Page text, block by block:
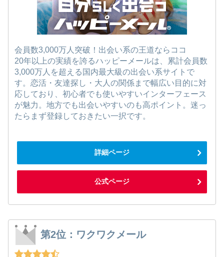
会員数3,000万人突破！出会い系の王道ならココ
20年以上の実績を誇るハッピーメールは、累計会員数
3,000万人を超える国内最大級の出会い系サイトで
す。恋活・友達探し・大人の関係まで幅広い目的に対
応しており、初心者でも使いやすいインターフェース
が魅力。地方でも出会いやすいのも高ポイント。迷っ
たらまず登録しておきたい一択です。
詳細ページ
公式ページ
第2位：ワクワクメール